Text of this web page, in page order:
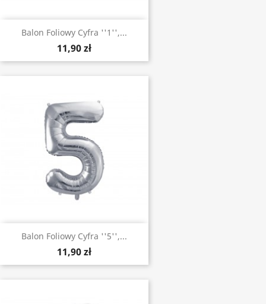
Balon Foliowy Cyfra ''1'',...
11,90 zł
Balon Foliowy Cyfra ''5'',...
11,90 zł